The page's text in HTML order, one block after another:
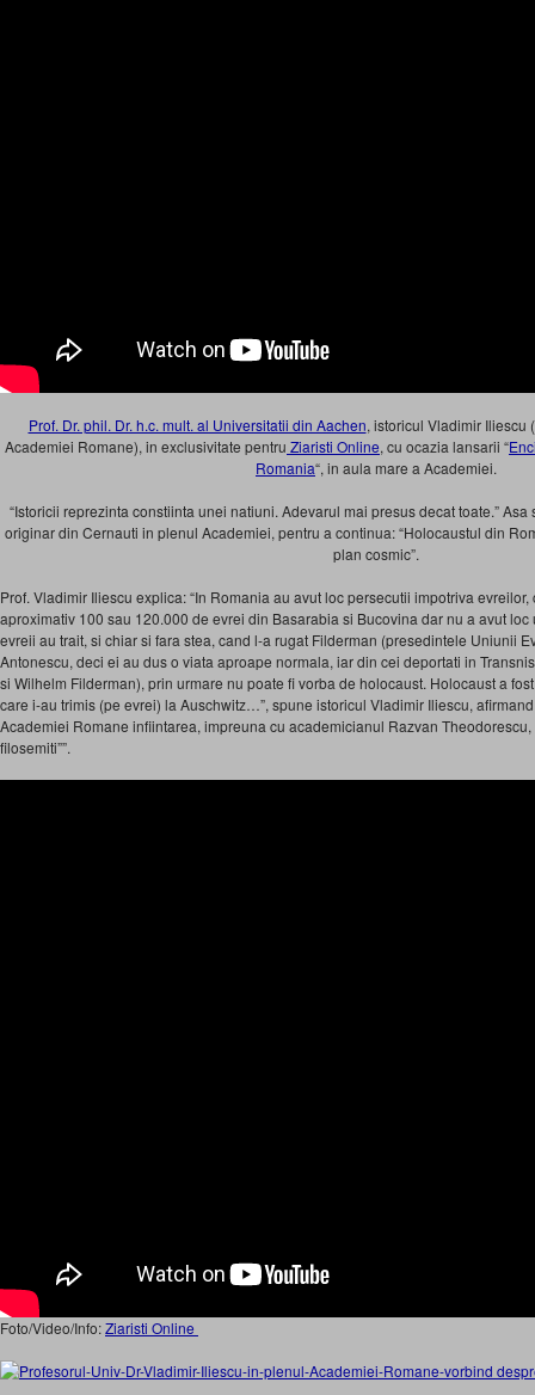
Prof. Dr. phil. Dr. h.c. mult. al Universitatii din Aachen, istoricul Vladimir Iliescu
Academiei Romane), in exclusivitate pentru Ziaristi Online, cu ocazia lansarii “
Romania“, in aula mare a Academiei.
“Istoricii reprezinta constiinta unei natiuni. Adevarul mai presus decat toate.”
originar din Cernauti in plenul Academiei, pentru a continua: “Holocaustul din
plan cosmic”.
Prof. Vladimir Iliescu explica: “In Romania au avut loc persecutii impotriva
aproximativ 100 sau 120.000 de evrei din Basarabia si Bucovina dar nu a avut
evreii au trait, si chiar si fara stea, cand l-a rugat Filderman (presedintele Uniunii
Antonescu, deci ei au dus o viata aproape normala, iar din cei deportati in
si Wilhelm Filderman), prin urmare nu poate fi vorba de holocaust. Holocaust a
care i-au trimis (pe evrei) la Auschwitz…”, spune istoricul Vladimir Iliescu,
Academiei Romane infiintarea, impreuna cu academicianul Razvan
filosemiti””.
Foto/Video/Info:Ziaristi Online